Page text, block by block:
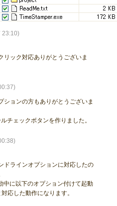
23:10)
リック対応ありがとうございま
ションの方もありがとうございま
チェックボタンを作りました。
ドラインオプションに対応したの
中に以下のオプション付けて起動
応した動作になります。